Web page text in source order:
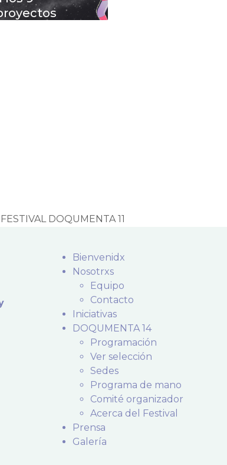
DOQUMENTA 11
Bienvenidx
Nosotrxs
Equipo
Contacto
Iniciativas
DOQUMENTA 14
Programación
Ver selección
Sedes
Programa de mano
Comité organizador
Acerca del Festival
Prensa
Galería